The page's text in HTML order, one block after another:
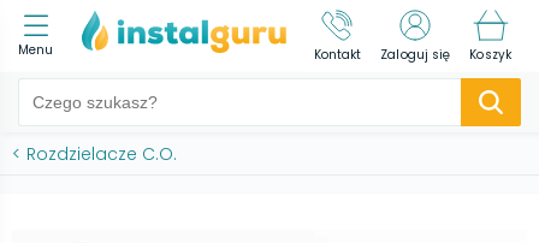
Menu Kontakt Zaloguj się Koszyk
< Rozdzielacze C.O.